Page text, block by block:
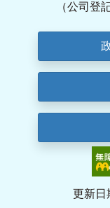
（公司登
更新日